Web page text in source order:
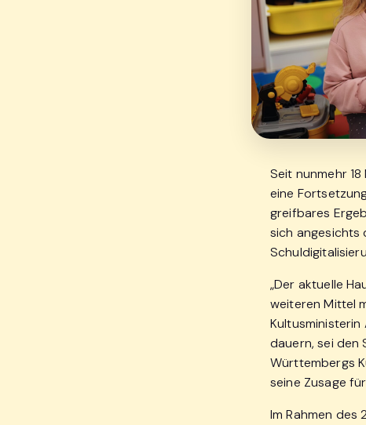
Seit nunmehr
eine
greifbares
sich angesichts
„Der aktuelle
weiteren Mittel
Kultusministerin
dauern, sei den
Württembergs
seine Zusage
Im Rahmen